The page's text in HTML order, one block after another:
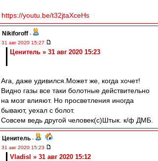
https://youtu.be/t32jtaXceHs
Nikiforoff -
31 авг 2020 15:27
Ценитель » 31 авг 2020 15:23
Ага, даже удивился.Может же, когда хочет!
Видно газы все таки болотные действительно
на мозг влияют. Но просветления иногда
бывают, уехал с болот.
Совсем ведь другой человек(с)Штык. к/ф ДМБ.
Ценитель -
31 авг 2020 15:23
Vladisl » 31 авг 2020 15:12